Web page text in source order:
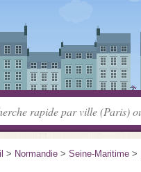
> Normandie > Seine-Maritime >